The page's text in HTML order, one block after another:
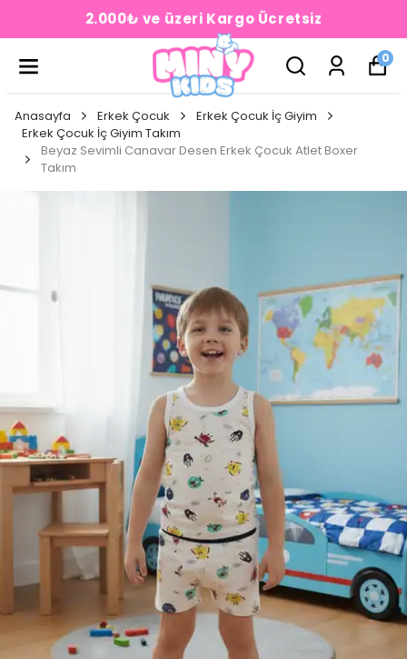
2.000₺ ve üzeri Kargo Ücretsiz
0
Anasayfa Erkek Çocuk
Erkek Çocuk İç Giyim
Erkek Çocuk İç Giyim Takım
Beyaz Sevimli Canavar Desen Erkek Çocuk Atlet Boxer
Takım